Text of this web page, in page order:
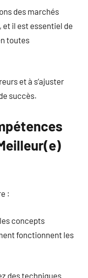
des marchés
il est essentiel de
toutes
et à s’ajuster
succès.
:
concepts
fonctionnent les
des techniques